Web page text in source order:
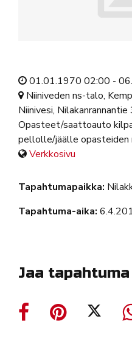
01.01.1970 02:00 -
Niiniveden ns-talo,
Niinivesi,
Opasteet/saattoauto
pellolle/jäälle opasteiden
Verkkosivu
Tapahtumapaikka:
Tapahtuma-aika:
Jaa tapahtuma